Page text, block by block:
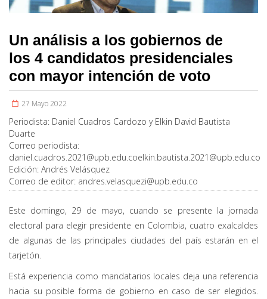
Un análisis a los gobiernos de
los 4 candidatos presidenciales
con mayor intención de voto
27 Mayo 2022
Periodista: Daniel Cuadros Cardozo y Elkin David Bautista
Duarte
Correo periodista:
daniel.cuadros.2021@upb.edu.coelkin.bautista.2021 @upb.edu.co
Edición: Andrés Velásquez
Correo de editor: andres.velasquezi@upb.edu.co
Este domingo, 29 de mayo, cuando se presente la jornada
electoral para elegir presidente en Colombia, cuatro exalcaldes
de algunas de las principales ciudades del país estarán en el
tarjetón.
Está experiencia como mandatarios locales deja una referencia
hacia su posible forma de gobierno en caso de ser elegidos.